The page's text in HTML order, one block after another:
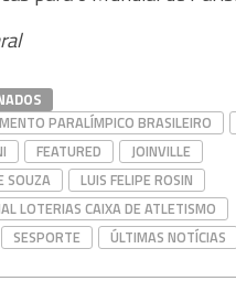
PARALÍMPICO BRASILEIRO
FEATURED
JOINVILLE
SOUZA
LUIS FELIPE ROSIN
LOTERIAS CAIXA DE ATLETISMO
SESPORTE ÚLTIMAS NOTÍCIAS